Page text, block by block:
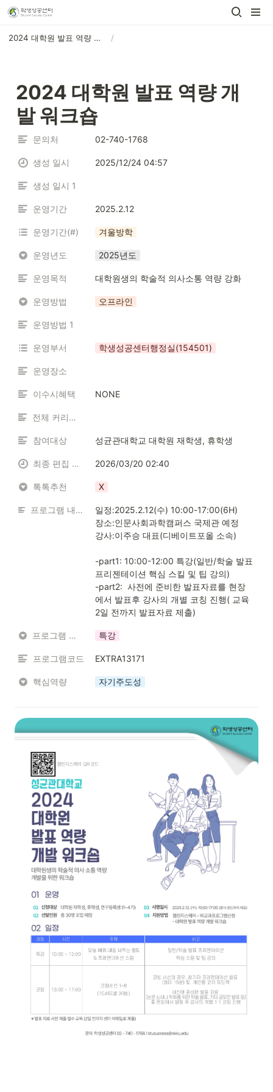
2024 대학원 발표 역량 개발 워크숍 /
2024 대학원 발표 역량 개
발 워크숍
문의처 02-740-1768
생성 일시 2025/12/24 04:57
생성 일시 1
운영기간 2025.2.12
운영기간(#) 겨울방학
운영년도 2025년도
운영목적 대학원생의 학술적 의사소통 역량 강화
운영방법 오프라인
운영방법 1
운영부서 학생성공센터행정실(154501)
운영장소
이수시혜택 NONE
전체 커리큘럼
참여대상 성균관대학교 대학원 재학생, 휴학생
최종 편집 일시 2026/03/20 02:40
톡톡추천 X
프로그램 내용 소개
일정:2025.2.12(수) 10:00-17:00(6H)
장소:인문사회과학캠퍼스 국제관 예정
강사:이주승 대표(디베이트포올 소속)
-part1: 10:00-12:00 특강(일반/학술 발표
프리젠테이션 핵심 스킬 및 팁 강의)
-part2:  사전에 준비한 발표자료를 현장
에서 발표후 강사의 개별 코칭 진행( 교육
2일 전까지 발표자료 제출)
프로그램 유형 특강
프로그램코드 EXTRA13171
핵심역량 자기주도성